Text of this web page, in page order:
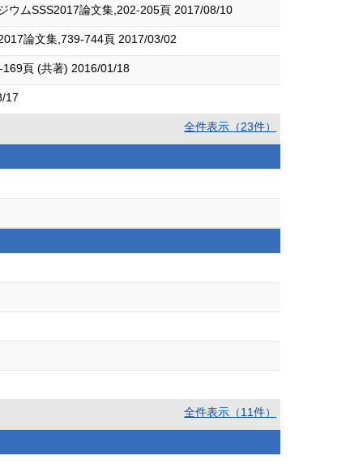
ウムSSS2017論文集,202-205頁 2017/08/10
論文集,739-744頁 2017/03/02
169頁 (共著) 2016/01/18
17
全件表示（23件）
全件表示（11件）